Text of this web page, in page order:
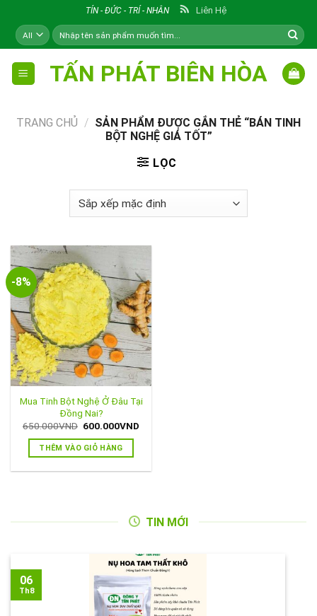
content
TÍN - ĐỨC - TRÍ - NHÂN Liên Hệ
Tìm
kiếm:
TẤN PHÁT BIÊN HÒA
TRANG CHỦ / SẢN PHẨM ĐƯỢC GẮN THẺ “BÁN TINH
BỘT NGHỆ GIÁ TỐT”
LỌC
-8%
Mua Tinh Bột Nghệ Ở Đâu Tại
Đồng Nai?
650.000VND Giá
là:
650.000VND.
600.000VND
THÊM VÀO GIỎ HÀNG
TIN MỚI
06
Th8